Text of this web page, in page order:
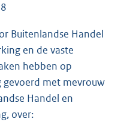
0
b
Buitenlandse Handel
en de vaste
hebben op
gevoerd met mevrouw
Handel en
over: